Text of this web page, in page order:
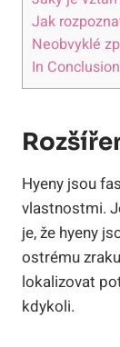
Jak
Neobvyklé
In Conclusion
Hyeny jsou
vlastnostmi.
je, že hyeny
ostrému
lokalizovat
kdykoli.